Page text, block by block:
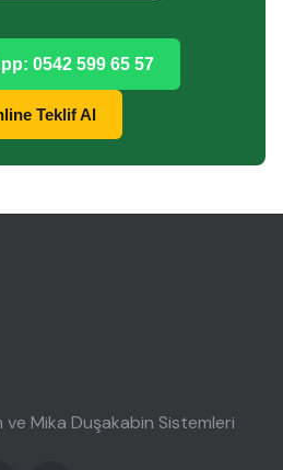
0542 599 65 57
Teklif Al
ve Mika Duşakabin Sistemleri